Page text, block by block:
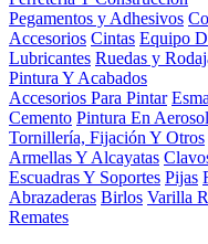
Pegamentos y Adhesivos
Accesorios Cintas Equipo
Lubricantes Ruedas y
Pintura Y Acabados
Accesorios Para Pintar
Cemento Pintura En Aerosol
Tornillería, Fijación Y Otros
Armellas Y Alcayatas
Escuadras Y Soportes Pijas
Abrazaderas Birlos Varilla
Remates